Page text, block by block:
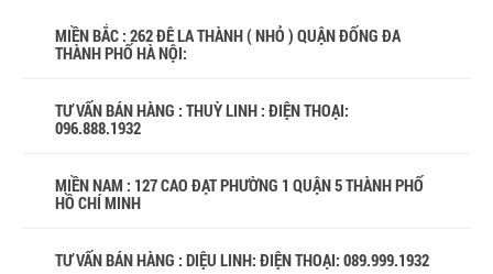
MIỀN BẮC : 262 ĐÊ LA THÀNH ( NHỎ ) QUẬN ĐỐNG ĐA
THÀNH PHỐ HÀ NỘI:
TƯ VẤN BÁN HÀNG : THUỲ LINH : ĐIỆN THOẠI:
096.888.1932
MIỀN NAM : 127 CAO ĐẠT PHƯỜNG 1 QUẬN 5 THÀNH PHỐ
HỒ CHÍ MINH
TƯ VẤN BÁN HÀNG : DIỆU LINH: ĐIỆN THOẠI: 089.999.1932